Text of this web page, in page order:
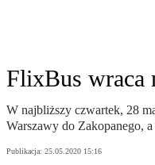
FlixBus wraca
W najbliższy czwartek, 28
Warszawy do Zakopanego,
Publikacja: 25.05.2020 15:16